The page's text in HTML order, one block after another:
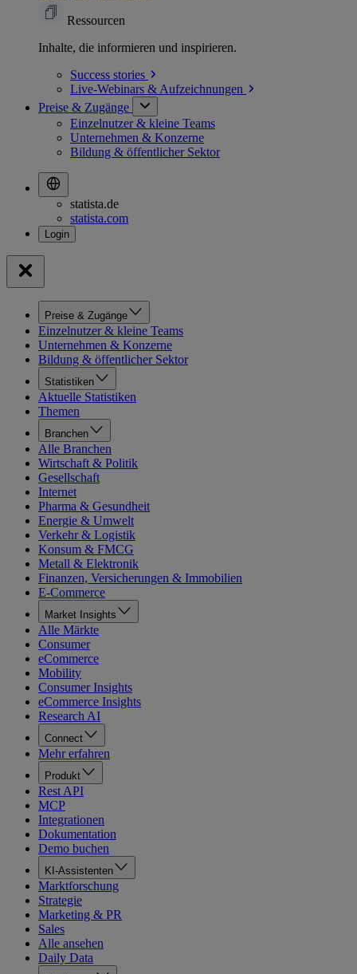
Ressourcen
Inhalte, die informieren und inspirieren.
Success stories
Live-Webinars & Aufzeichnungen
Preise & Zugänge
Einzelnutzer & kleine Teams
Unternehmen & Konzerne
Bildung & öffentlicher Sektor
statista.de
statista.com
Preise & Zugänge
Einzelnutzer & kleine Teams
Unternehmen & Konzerne
Bildung & öffentlicher Sektor
Statistiken
Aktuelle Statistiken
Themen
Branchen
Alle Branchen
Wirtschaft & Politik
Gesellschaft
Internet
Pharma & Gesundheit
Energie & Umwelt
Verkehr & Logistik
Konsum & FMCG
Metall & Elektronik
Finanzen, Versicherungen & Immobilien
E-Commerce
Market Insights
Alle Märkte
Consumer
eCommerce
Mobility
Consumer Insights
eCommerce Insights
Research AI
Connect
Mehr erfahren
Produkt
Rest API
MCP
Integrationen
Dokumentation
Demo buchen
KI-Assistenten
Marktforschung
Strategie
Marketing & PR
Sales
Alle ansehen
Daily Data